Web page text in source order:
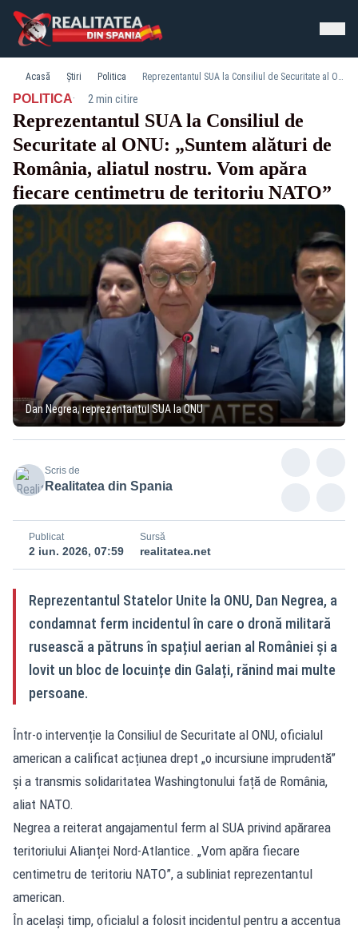
Acasă Știri Politica Reprezentantul SUA la Consiliul de Securitate al ONU: „Suntem alături de România, aliatul nostru. Vom apăra fiecare centimetru de teritoriu NATO”
POLITICA· 2 min citire
Reprezentantul SUA la Consiliul de
Securitate al ONU: „Suntem alături de
România, aliatul nostru. Vom apăra
fiecare centimetru de teritoriu NATO”
Dan Negrea, reprezentantul SUA la ONU
Scris de
Realitatea din Spania
Publicat
2 iun. 2026, 07:59
Sursă
realitatea.net
Reprezentantul Statelor Unite la ONU, Dan Negrea, a
condamnat ferm incidentul în care o dronă militară
rusească a pătruns în spațiul aerian al României și a
lovit un bloc de locuințe din Galați, rănind mai multe
persoane.
Într-o intervenție la Consiliul de Securitate al ONU, oficialul
american a calificat acțiunea drept „o incursiune imprudentă”
și a transmis solidaritatea Washingtonului față de România,
aliat NATO.
Negrea a reiterat angajamentul ferm al SUA privind apărarea
teritoriului Alianței Nord-Atlantice. „Vom apăra fiecare
centimetru de teritoriu NATO”, a subliniat reprezentantul
american.
În același timp, oficialul a folosit incidentul pentru a accentua